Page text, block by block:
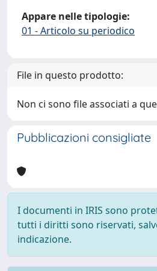
Appare nelle tipologie:
01 - Articolo su periodico
File in questo prodotto:
Non ci sono file associati a
Pubblicazioni consigliate
I documenti in IRIS sono
tutti i diritti sono riservati,
indicazione.